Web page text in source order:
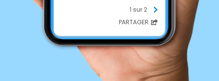
à partir de 19h
au top
desfoodtrucksprêts à vous
régaler😋 et évidemment une
ambiance
à la fête tous
ensemble 🤩🥳
1 sur 2
PARTAGER